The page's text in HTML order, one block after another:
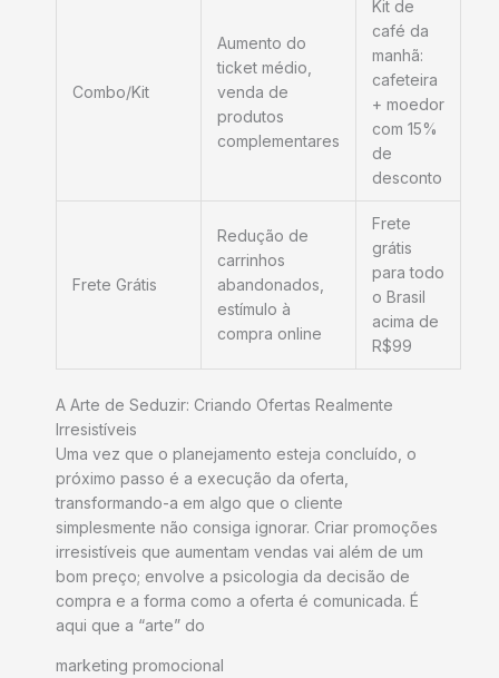
Combo/Kit
Aumento do
ticket médio,
venda de
produtos
complementares
Kit de
café da
manhã:
cafeteira
+ moedor
com 15%
de
desconto
Frete Grátis
Redução de
carrinhos
abandonados,
estímulo à
compra online
Frete
grátis
para todo
o Brasil
acima de
R$99
A Arte de Seduzir: Criando Ofertas Realmente
Irresistíveis
Uma vez que o planejamento esteja concluído, o
próximo passo é a execução da oferta,
transformando-a em algo que o cliente
simplesmente não consiga ignorar. Criar promoções
irresistíveis que aumentam vendas vai além de um
bom preço; envolve a psicologia da decisão de
compra e a forma como a oferta é comunicada. É
aqui que a “arte” do
marketing promocional